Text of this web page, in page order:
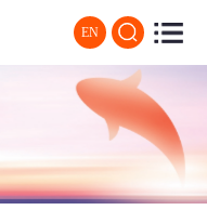
EN